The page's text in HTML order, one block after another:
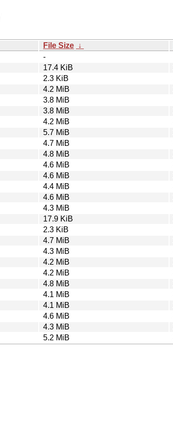
File Size ↓
-
17.4 KiB
2.3 KiB
4.2 MiB
3.8 MiB
3.8 MiB
4.2 MiB
5.7 MiB
4.7 MiB
4.8 MiB
4.6 MiB
4.6 MiB
4.4 MiB
4.6 MiB
4.3 MiB
17.9 KiB
2.3 KiB
4.7 MiB
4.3 MiB
4.2 MiB
4.2 MiB
4.8 MiB
4.1 MiB
4.1 MiB
4.6 MiB
4.3 MiB
5.2 MiB